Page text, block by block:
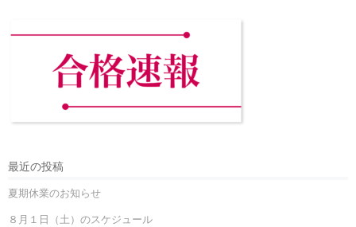
最近の投稿
夏期休業のお知らせ
８月１日（土）のスケジュール